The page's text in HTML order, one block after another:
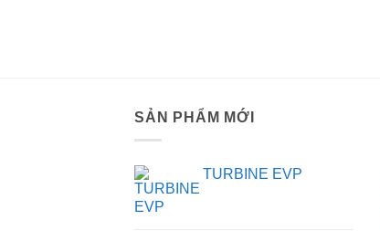
SẢN PHẨM MỚI
TURBINE EVP